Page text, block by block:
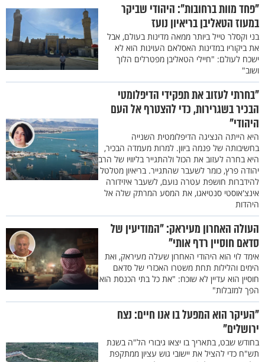
"פחד מוות ברחובות": היהודי שביקר
במעוז הטאליבן בריאיון נועז
בני וקסלר טייל ביותר ממאה מדינות בעולם, אבל
את ביקוריו במדינות האסלאם העוינות הוא לא
ישכח לעולם: "חיילי הטאליבן מפטרלים הלוך
ושוב"
"בחרתי לעזוב את תפקידי הדיפלומטי
הבכיר בשגרירות, כדי להצטרף אל העם
היהודי"
היא הייתה הנציגה הדיפלומטית השנייה
בחשיבותה של פנמה ביוון. למרות מעמדה הבכיר,
היא בחרה לעזוב את הכול ולהתגייר בליוויו של הרב
יהודה פרץ, כומר לשעבר שהתגייר. בריאיון מטלטל
להידברות חושפת עטרה נועם, לשעבר איזידורה
אינצ'אוסטי סנטיאגו, את המסע המרתק שלה אל
היהדות
העולה האחרון מעיראק: "המודיעין של
סדאם חוסיין רדף אותי"
אימד לוי הוא היהודי האחרון שעלה מעיראק, ואת
הימים והלילות תחת משטרו האכזרי של סדאם
חוסיין הוא עדיין לא שוכח: "את כל בתי הכנסת הוא
הפך למזבלות"
"העיקר הוא המפעל בו אנו חיים: נצח
ירושלים"
בחודש שבט, בתאריך בו יצאו גיבורי הל"ה בשנת
תש"ח כדי להציל את יישובי גוש עציון ממתקפת